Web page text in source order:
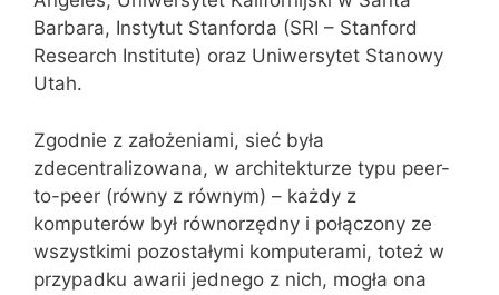
Barbara, Instytut Stanforda (SRI – Stanford
Research Institute) oraz Uniwersytet Stanowy
Utah.
Zgodnie z założeniami, sieć była
zdecentralizowana, w architekturze typu peer-
to-peer (równy z równym) – każdy z
komputerów był równorzędny i połączony ze
wszystkimi pozostałymi komputerami, toteż w
przypadku awarii jednego z nich, mogła ona